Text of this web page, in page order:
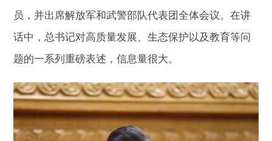
员，并出席解放军和武警部队代表团全体会议。在讲
话中，总书记对高质量发展、生态保护以及教育等问
题的一系列重磅表述，信息量很大。